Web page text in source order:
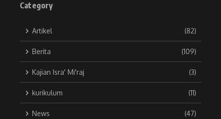
Category
Artikel (82)
Berita (109)
Kajian Isra' Mi'raj (3)
kurikulum (11)
News (47)